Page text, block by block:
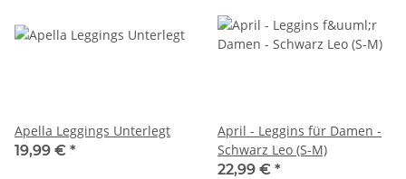
Apella Leggings Unterlegt
19,99 € *
April - Leggins für Damen -
Schwarz Leo (S-M)
22,99 € *